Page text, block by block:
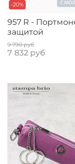
-20%
957 R -
защитой
9 790 руб
7 832 руб